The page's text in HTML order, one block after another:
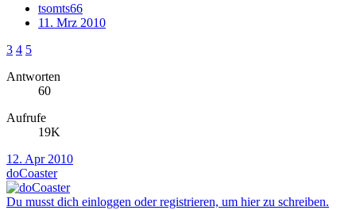
tsomts66
11. Mrz 2010
3 4 5
Antworten
60
Aufrufe
19K
12. Apr 2010
doCoaster
Du musst dich einloggen oder registrieren, um hier zu schreiben.